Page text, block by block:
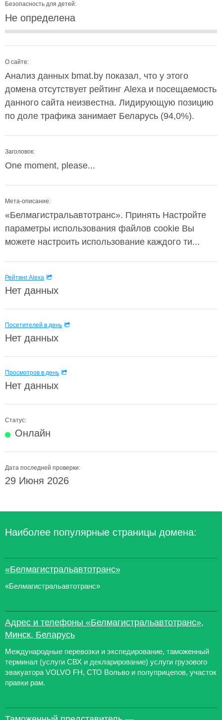
Безопасность для детей:
Не определена
О сайте:
Анализ данных bmat.by показал, что у этого
домена отсутствует рейтинг Alexa и посещаемость
данного сайта неизвестна. Лидирующую позицию
по доле трафика занимает Беларусь (94,0%).
Заголовок:
One moment, please...
Мета-описание:
«Белмагистральавтотранс». Принять Настройте
параметры использования файлов cookie Вы
можете настроить использование каждого ти...
Рейтинг Alexa
Нет данных
Посетителей в день
Нет данных
Просмотров в день
Нет данных
Статус:
Онлайн
Дата последней проверки:
29 Июня 2026
Наиболее популярные страницы домена:
«Белмагистральавтотранс»
«Белмагистральавтотранс»
Адрес и телефоны «Белмагистральавтотранс»,
Минск, Беларусь
Международные перевозки и экспедирование, таможенный
терминал (услуги СВХ и декларирование) услуги грузового
эвакуатора VOLVO FH, СТО Вольво и полуприцепов, участок
правки рам.